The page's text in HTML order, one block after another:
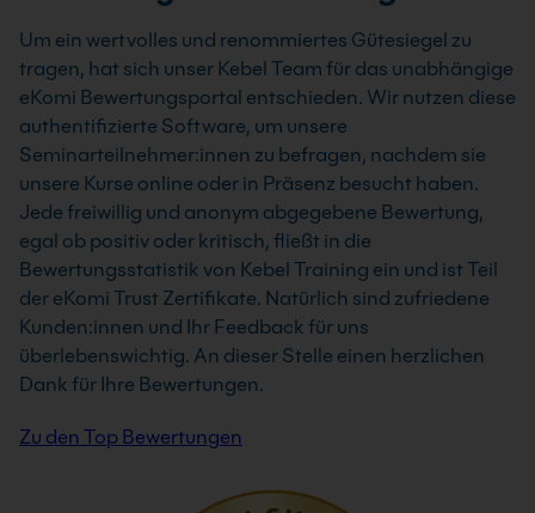
Um ein wertvolles und renommiertes Gütesiegel zu
tragen, hat sich unser Kebel Team für das unabhängige
eKomi Bewertungsportal entschieden. Wir nutzen diese
authentifizierte Software, um unsere
Seminarteilnehmer:innen zu befragen, nachdem sie
unsere Kurse online oder in Präsenz besucht haben.
Jede freiwillig und anonym abgegebene Bewertung,
egal ob positiv oder kritisch, fließt in die
Bewertungsstatistik von Kebel Training ein und ist Teil
der eKomi Trust Zertifikate. Natürlich sind zufriedene
Kunden:innen und Ihr Feedback für uns
überlebenswichtig. An dieser Stelle einen herzlichen
Dank für Ihre Bewertungen.
Zu den Top Bewertungen